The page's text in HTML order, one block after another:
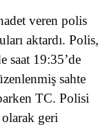
veren polis
aktardı. Polis,
saat 19:35’de
sahte
TC. Polisi
geri